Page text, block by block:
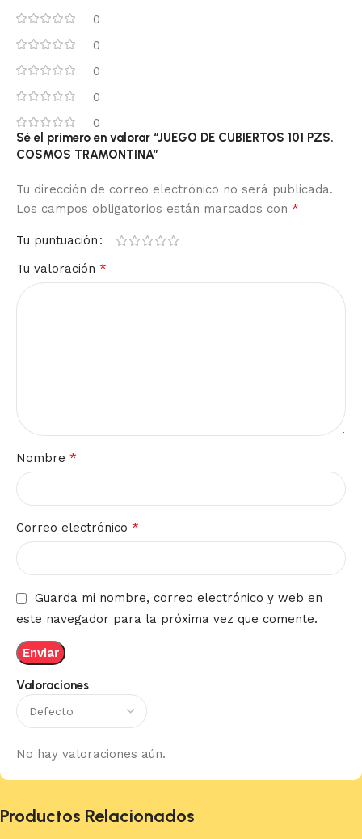
0
0
0
0
0
Valoraciones
No hay valoraciones aún.
Sé el primero en valorar “JUEGO DE CUBIERTOS 101 PZS.
COSMOS TRAMONTINA”
Tu dirección de correo electrónico no será publicada.
Los campos obligatorios están marcados con *
Tu puntuación
Tu valoración *
Nombre *
Correo electrónico *
Guarda mi nombre, correo electrónico y web en
este navegador para la próxima vez que comente.
Productos Relacionados